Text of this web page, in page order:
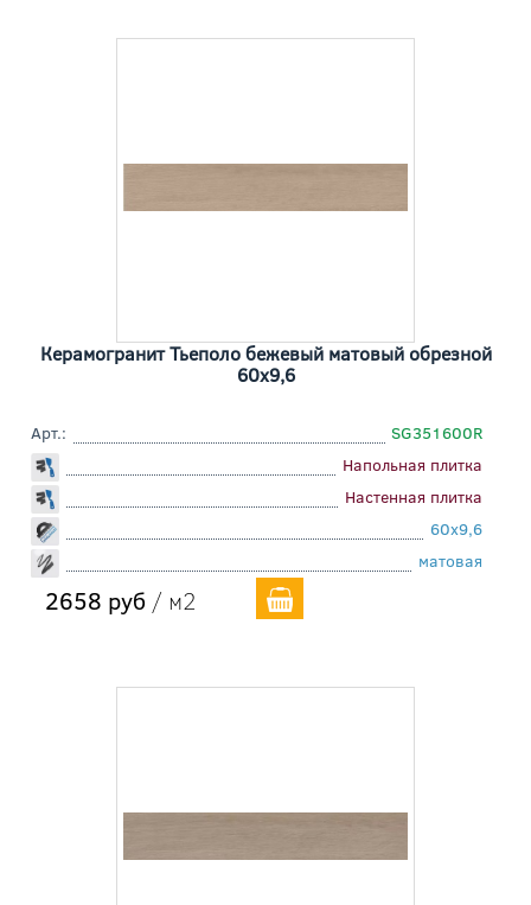
Керамогранит Тьеполо бежевый матовый обрезной
60x9,6
Арт.:
SG351600R
Напольная плитка
Настенная плитка
60x9,6
матовая
2658 руб / м2